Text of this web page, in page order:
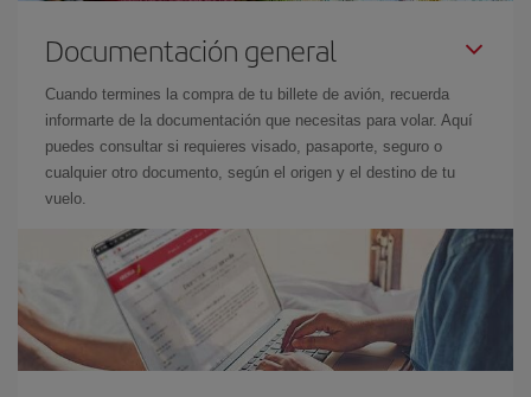
Documentación general
Cuando termines la compra de tu billete de avión, recuerda
informarte de la documentación que necesitas para volar. Aquí
puedes consultar si requieres visado, pasaporte, seguro o
cualquier otro documento, según el origen y el destino de tu
vuelo.